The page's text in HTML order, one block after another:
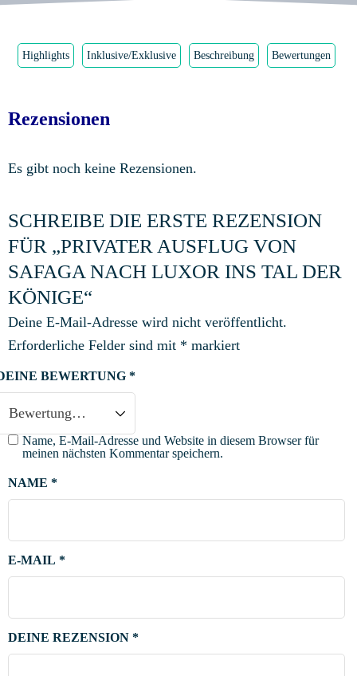
Highlights Inklusive/Exklusive Beschreibung Bewertungen
Rezensionen
Es gibt noch keine Rezensionen.
SCHREIBE DIE ERSTE REZENSION
FÜR „PRIVATER AUSFLUG VON
SAFAGA NACH LUXOR INS TAL DER
KÖNIGE“
Deine E-Mail-Adresse wird nicht veröffentlicht.
Erforderliche Felder sind mit * markiert
BEWERTUNG *
DEINE REZENSION *
NAME *
E-MAIL *
Name, E-Mail-Adresse und Website in diesem Browser für
meinen nächsten Kommentar speichern.